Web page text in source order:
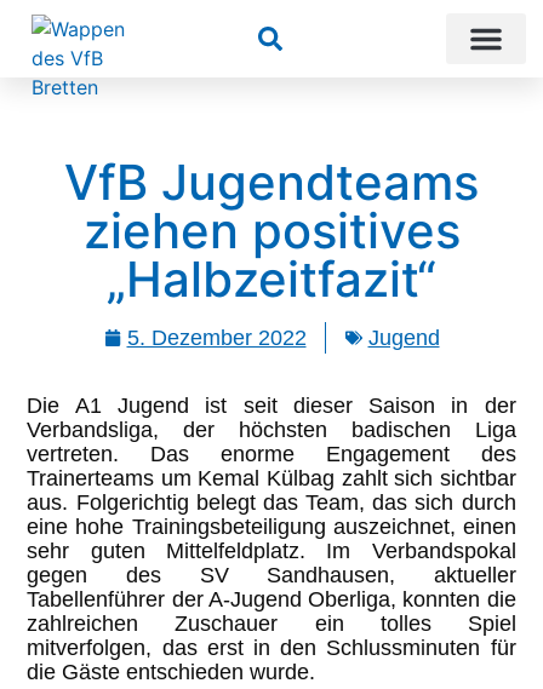
Suchen
VfB Jugendteams
ziehen positives
„Halbzeitfazit“
5. Dezember 2022 Jugend
Die A1 Jugend ist seit dieser Saison in der
Verbandsliga, der höchsten badischen Liga
vertreten. Das enorme Engagement des
Trainerteams um Kemal Külbag zahlt sich sichtbar
aus. Folgerichtig belegt das Team, das sich durch
eine hohe Trainingsbeteiligung auszeichnet, einen
sehr guten Mittelfeldplatz. Im Verbandspokal
gegen des SV Sandhausen, aktueller
Tabellenführer der A-Jugend Oberliga, konnten die
zahlreichen Zuschauer ein tolles Spiel
mitverfolgen, das erst in den Schlussminuten für
die Gäste entschieden wurde.